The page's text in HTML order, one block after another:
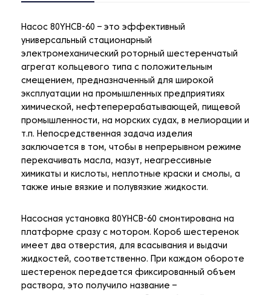
Насос 80YHCB-60 – это эффективный
универсальный стационарный
электромеханический роторный шестеренчатый
агрегат кольцевого типа с положительным
смещением, предназначенный для широкой
эксплуатации на промышленных предприятиях
химической, нефтеперерабатывающей, пищевой
промышленности, на морских судах, в мелиорации и
т.п. Непосредственная задача изделия
заключается в том, чтобы в непрерывном режиме
перекачивать масла, мазут, неагрессивные
химикаты и кислоты, неплотные краски и смолы, а
также иные вязкие и полувязкие жидкости.
Насосная установка 80YHCB-60 смонтирована на
платформе сразу с мотором. Короб шестеренок
имеет два отверстия, для всасывания и выдачи
жидкостей, соответственно. При каждом обороте
шестеренок передается фиксированный объем
раствора, это получило название –